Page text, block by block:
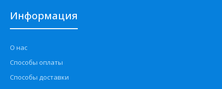
Информация
О нас
Способы оплаты
Способы доставки